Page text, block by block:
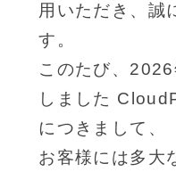
用いただき、誠
す。
このたび、
しました
につきまして、
お客様には多大